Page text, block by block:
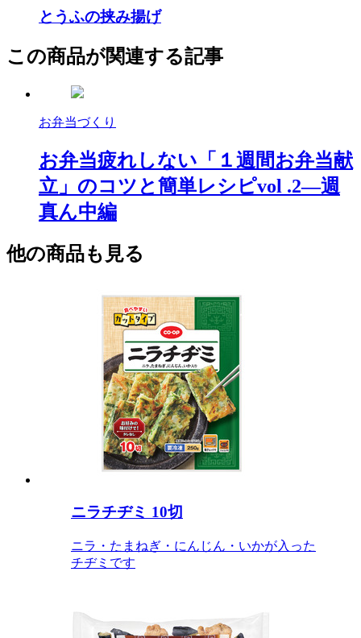
とうふの挟み揚げ
この商品が関連する記事
お弁当づくり
お弁当疲れしない「１週間お弁当献
立」のコツと簡単レシピvol .2―週
真ん中編
他の商品も見る
ニラチヂミ 10切
ニラ・たまねぎ・にんじん・いかが入った
チヂミです